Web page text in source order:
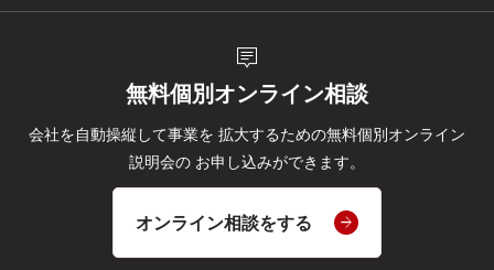
tooltip_2
無料個別オンライン相談
会社を自動操縦して事業を 拡大するための無料個別オンライン
説明会の お申し込みができます。
オンライン相談をする